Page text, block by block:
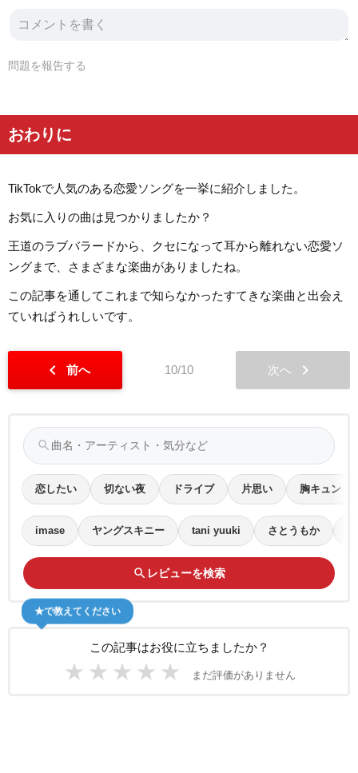
問題を報告する
おわりに
TikTokで人気のある恋愛ソングを一挙に紹介しました。
お気に入りの曲は見つかりましたか？
王道のラブバラードから、クセになって耳から離れない恋愛ソ
ングまで、さまざまな楽曲がありましたね。
この記事を通してこれまで知らなかったすてきな楽曲と出会え
ていればうれしいです。
chevron_left 前へ 10/10 次へ chevron_right
search
恋したい 切ない夜 ドライブ 片思い 胸キュン
imase ヤングスキニー tani yuuki さとうもか
search レビューを検索
この記事はお役に立ちましたか？
★ ★ ★ ★ ★ まだ評価がありません
★で教えてください